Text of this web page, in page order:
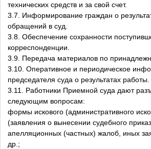
технических средств и за свой счет.
3.7. Информирование граждан о
обращений в суд.
3.8. Обеспечение сохранности
корреспонденции.
3.9. Передача материалов по
3.10. Оперативное и периодическое
председателя суда о результатах работы.
3.11. Работники Приемной суда дают
следующим вопросам:
формы искового (административного
(заявления о вынесении судебного
апелляционных (частных) жалоб, иных
др.;